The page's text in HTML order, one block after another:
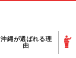
沖縄が選ばれる理
由